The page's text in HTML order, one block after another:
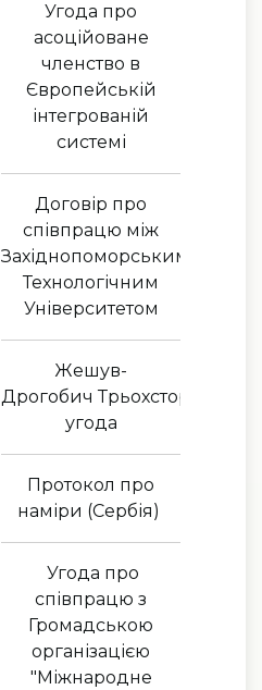
Угода про
асоційоване
членство в
Європейській
інтегрованій
системі
Договір про
співпрацю між
Західнопоморським
Технологічним
Університетом
Жешув-
Дрогобич Трьохстороння
угода
Протокол про
наміри (Сербія)
Угода про
співпрацю з
Громадською
організацією
"Міжнародне